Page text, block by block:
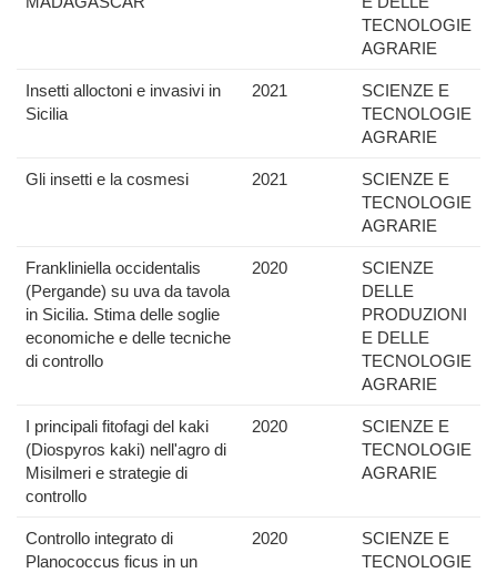
TECNOLOGIE
AGRARIE
Insetti alloctoni e invasivi in
Sicilia
2021
SCIENZE E
TECNOLOGIE
AGRARIE
Gli insetti e la cosmesi 2021
SCIENZE E
TECNOLOGIE
AGRARIE
Frankliniella occidentalis
(Pergande) su uva da tavola
in Sicilia. Stima delle soglie
economiche e delle tecniche
di controllo
2020
SCIENZE
DELLE
PRODUZIONI
E DELLE
TECNOLOGIE
AGRARIE
I principali fitofagi del kaki
(Diospyros kaki) nell'agro di
Misilmeri e strategie di
controllo
2020
SCIENZE E
TECNOLOGIE
AGRARIE
Controllo integrato di
Planococcus ficus in un
2020
SCIENZE E
TECNOLOGIE